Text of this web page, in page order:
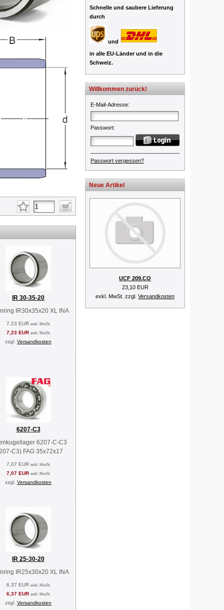
IR 30-35-20
IR30x35x20 XL INA
7,23 EUR exkl. MwSt.
7,23 EUR exkl. MwSt.
zzgl. Versandkosten
6207-C3
6207-C-C3
C3) FAG 35x72x17
7,07 EUR exkl. MwSt.
7,07 EUR exkl. MwSt.
zzgl. Versandkosten
IR 25-30-20
IR25x30x20 XL INA
6,37 EUR exkl. MwSt.
6,37 EUR exkl. MwSt.
zzgl. Versandkosten
Schnelle und saubere Lieferung
durch
und
in alle EU-Länder und in die
Schweiz.
Willkommen zurück!
E-Mail-Adresse:
Passwort:
Passwort vergessen?
Neue Artikel
UCF 209.CO
23,10 EUR
exkl. MwSt. zzgl. Versandkosten